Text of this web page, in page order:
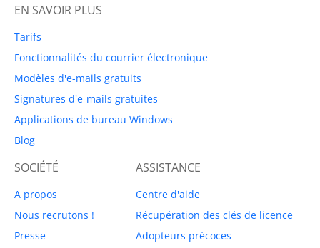
EN SAVOIR PLUS
Tarifs
Fonctionnalités du courrier électronique
Modèles d'e-mails gratuits
Signatures d'e-mails gratuites
Applications de bureau Windows
Blog
SOCIÉTÉ
A propos
Nous recrutons !
Presse
ASSISTANCE
Centre d'aide
Récupération des clés de licence
Adopteurs précoces